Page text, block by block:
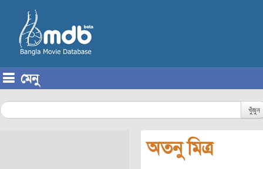
মেনু
খুঁজুন
অতনু মিত্র